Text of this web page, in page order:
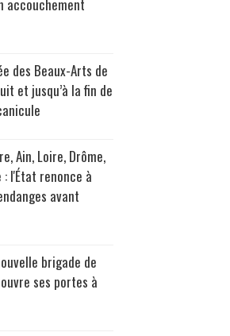
accouchement
des Beaux-Arts de
et jusqu’à la fin de
Ain, Loire, Drôme,
l'État renonce à
avant
brigade de
ses portes à